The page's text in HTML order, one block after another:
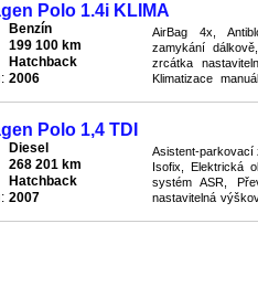
Polo 1.4i KLIMA
Benzín
199 100 km
Hatchback
2006
AirBag 4x,
zamykání
zrcátka
Klimatizace
Polo 1,4 TDI
Diesel
268 201 km
Hatchback
2007
Asistent-parkovací
Isofix, Elektrická
systém ASR,
nastavitelná